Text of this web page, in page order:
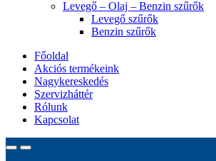
Levegő – Olaj – Benzin szűrők
Levegő szűrők
Benzin szűrők
Főoldal
Akciós termékeink
Nagykereskedés
Szervizháttér
Rólunk
Kapcsolat